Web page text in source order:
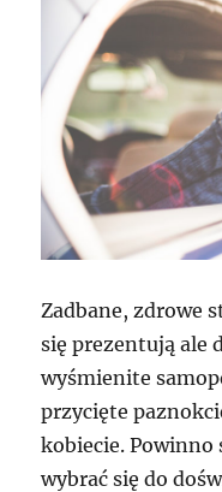
Zadbane, zdrowe
się prezentują ale
wyśmienite
przycięte
kobiecie. Powinno
wybrać się do